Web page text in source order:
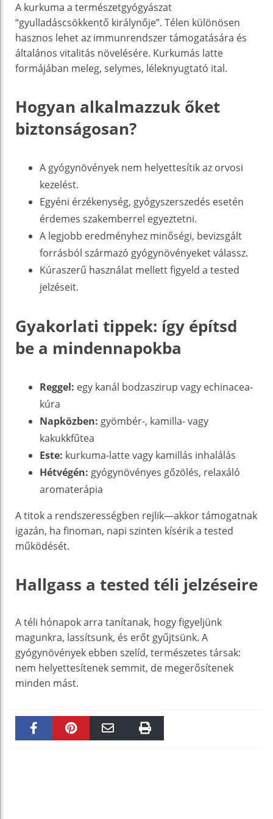
A kurkuma a természetgyógyászat
“gyulladáscsökkentő királynője”. Télen különösen
hasznos lehet az immunrendszer támogatására és
általános vitalitás növelésére. Kurkumás latte
formájában meleg, selymes, léleknyugtató ital.
Hogyan alkalmazzuk őket
biztonságosan?
A gyógynövények nem helyettesítik az orvosi
kezelést.
Egyéni érzékenység, gyógyszerszedés esetén
érdemes szakemberrel egyeztetni.
A legjobb eredményhez minőségi, bevizsgált
forrásból származó gyógynövényeket válassz.
Kúraszerű használat mellett figyeld a tested
jelzéseit.
Gyakorlati tippek: így építsd
be a mindennapokba
Reggel: egy kanál bodzaszirup vagy echinacea-
kúra
Napközben: gyömbér-, kamilla- vagy
kakukkfűtea
Este: kurkuma-latte vagy kamillás inhalálás
Hétvégén: gyógynövényes gőzölés, relaxáló
aromaterápia
A titok a rendszerességben rejlik—akkor támogatnak
igazán, ha finoman, napi szinten kísérik a tested
működését.
Hallgass a tested téli jelzéseire
A téli hónapok arra tanítanak, hogy figyeljünk
magunkra, lassítsunk, és erőt gyűjtsünk. A
gyógynövények ebben szelíd, természetes társak:
nem helyettesítenek semmit, de megerősítenek
minden mást.